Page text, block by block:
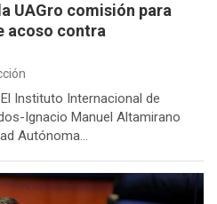
UAGro comisión para
acoso contra
Instituto Internacional de
Ignacio Manuel Altamirano
Autónoma…